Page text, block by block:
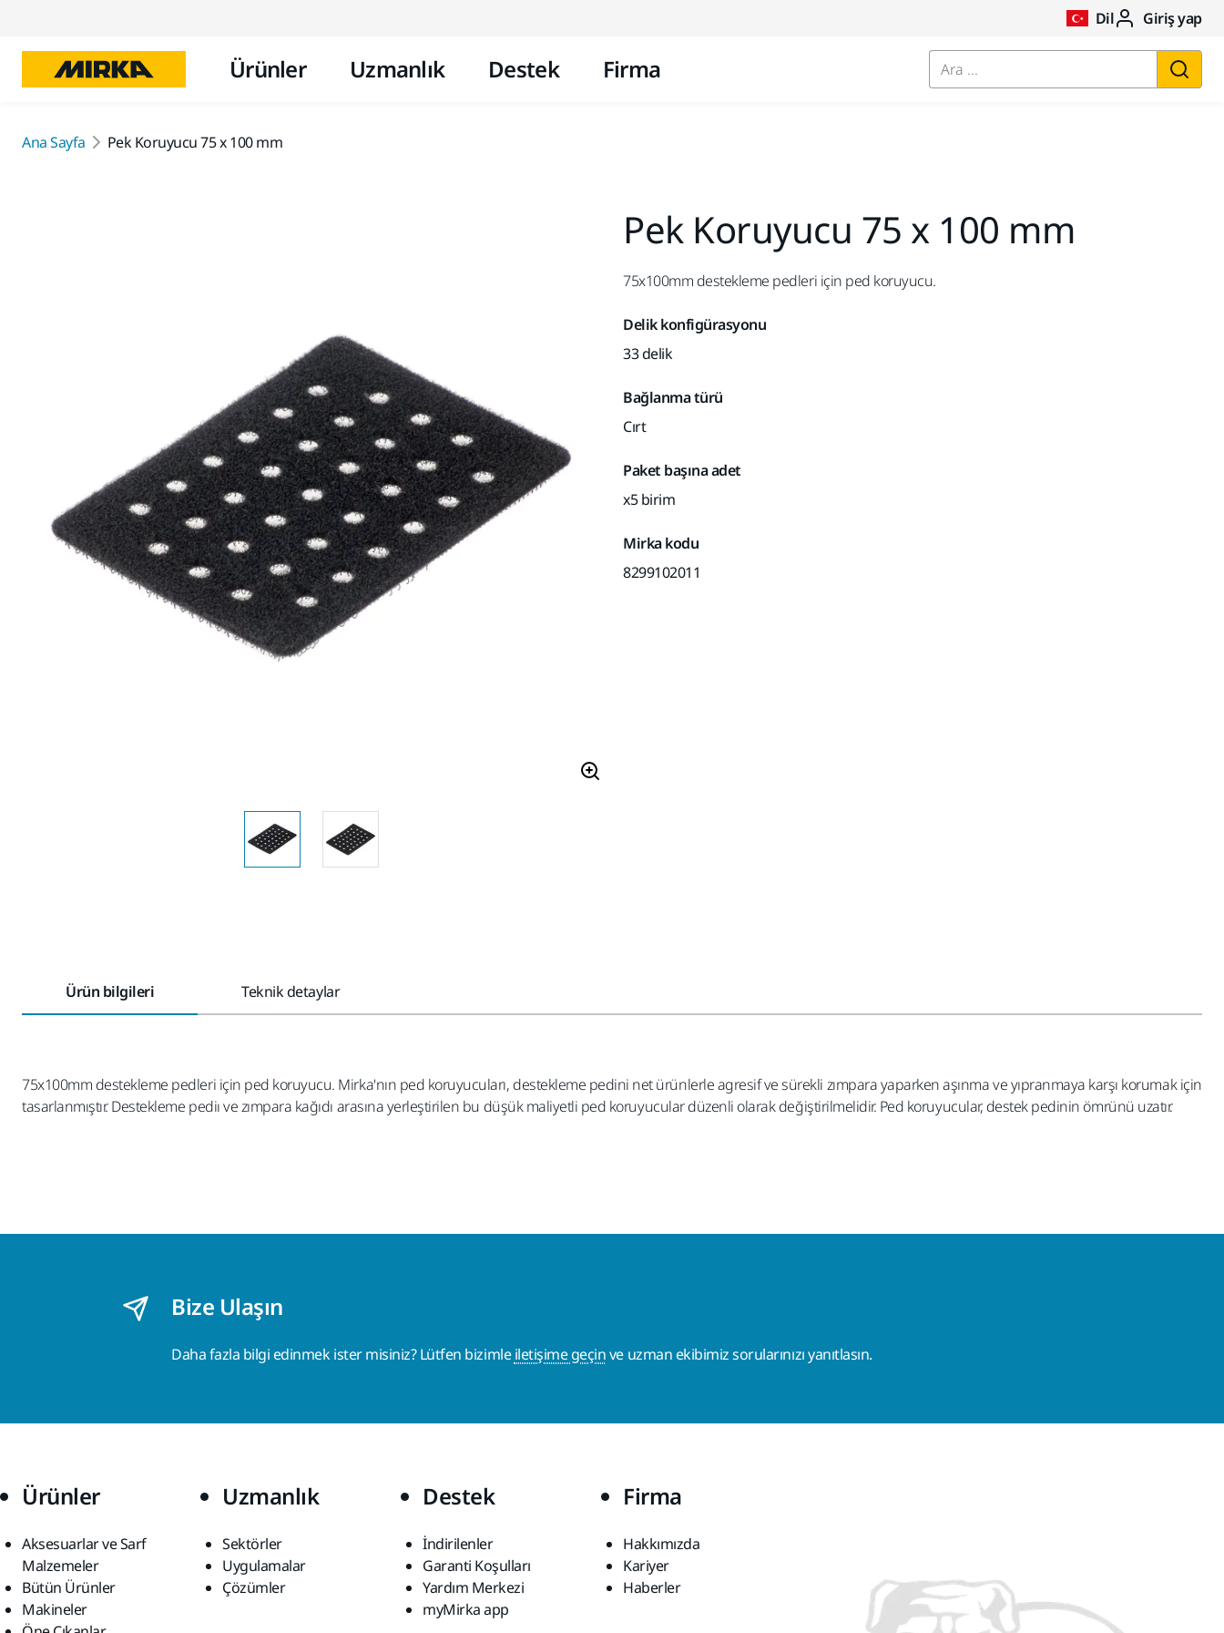
Dil Giriş yap
Ürünler Uzmanlık Destek Firma Ara ...
Ana Sayfa Pek Koruyucu 75 x 100 mm
Pek Koruyucu 75 x 100 mm
75x100mm destekleme pedleri için ped koruyucu.
Delik konfigürasyonu
33 delik
Bağlanma türü
Cırt
Paket başına adet
x5 birim
Mirka kodu
8299102011
Ürün bilgileri Teknik detaylar
75x100mm destekleme pedleri için ped koruyucu. Mirka'nın ped koruyucuları, destekleme pedini net ürünlerle agresif ve sürekli zımpara yaparken aşınma ve yıpranmaya karşı korumak için
tasarlanmıştır. Destekleme pediı ve zımpara kağıdı arasına yerleştirilen bu düşük maliyetli ped koruyucular düzenli olarak değiştirilmelidir. Ped koruyucular, destek pedinin ömrünü uzatır.
Bize Ulaşın
Daha fazla bilgi edinmek ister misiniz? Lütfen bizimleiletişime geçinve uzman ekibimiz sorularınızı yanıtlasın.
Ürünler
Aksesuarlar ve Sarf
Malzemeler
Bütün Ürünler
Makineler
Uzmanlık
Sektörler
Uygulamalar
Çözümler
Destek
İndirilenler
Garanti Koşulları
Yardım Merkezi
myMirka app
Firma
Hakkımızda
Kariyer
Haberler